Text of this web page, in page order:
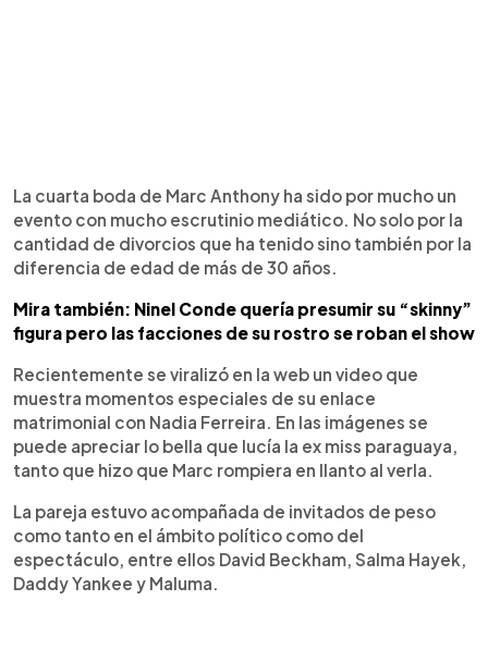
La cuarta boda de Marc Anthony ha sido por mucho un
evento con mucho escrutinio mediático. No solo por la
cantidad de divorcios que ha tenido sino también por la
diferencia de edad de más de 30 años.
Mira también: Ninel Conde quería presumir su “skinny”
figura pero las facciones de su rostro se roban el show
Recientemente se viralizó en la web un video que
muestra momentos especiales de su enlace
matrimonial con Nadia Ferreira. En las imágenes se
puede apreciar lo bella que lucía la ex miss paraguaya,
tanto que hizo que Marc rompiera en llanto al verla.
La pareja estuvo acompañada de invitados de peso
como tanto en el ámbito político como del
espectáculo, entre ellos David Beckham, Salma Hayek,
Daddy Yankee y Maluma.